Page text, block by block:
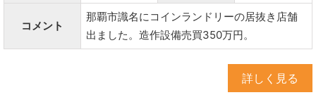
コメント
那覇市識名にコインランドリーの居抜き店舗
出ました。造作設備売買350万円。
詳しく見る